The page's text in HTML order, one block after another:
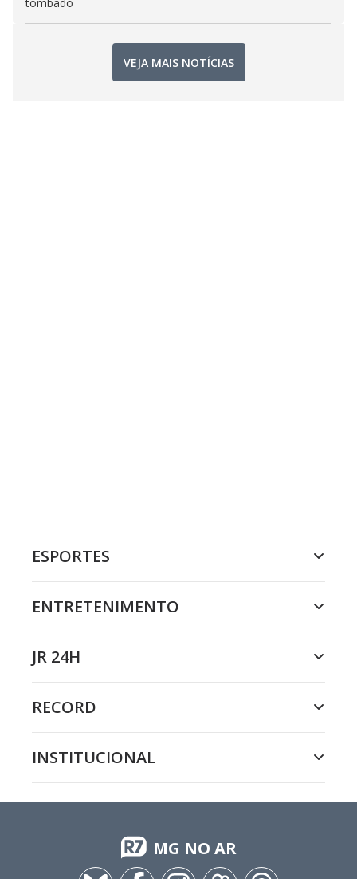
VEJA MAIS NOTÍCIAS
ESPORTES
ENTRETENIMENTO
JR 24H
RECORD
INSTITUCIONAL
MG NO AR